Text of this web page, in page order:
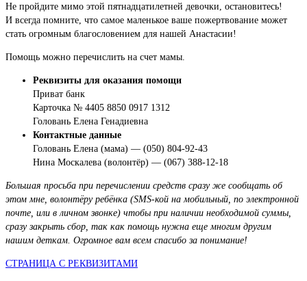
Не пройдите мимо этой пятнадцатилетней девочки, остановитесь!
И всегда помните, что самое маленькое ваше пожертвование может
стать огромным благословением для нашей Анастасии!
Помощь можно перечислить на счет мамы.
Реквизиты для оказания помощи
Приват банк
Карточка № 4405 8850 0917 1312
Головань Елена Генадиевна
Контактные данные
Головань Елена (мама) — (050) 804-92-43
Нина Москалева (волонтёр) — (067) 388-12-18
Большая просьба при перечислении средств сразу же сообщать об
этом мне, волонтёру ребёнка (SMS-кой на мобильный, по электронной
почте, или в личном звонке) чтобы при наличии необходимой суммы,
сразу закрыть сбор, так как помощь нужна еще многим другим
нашим деткам. Огромное вам всем спасибо за понимание!
СТРАНИЦА С РЕКВИЗИТАМИ